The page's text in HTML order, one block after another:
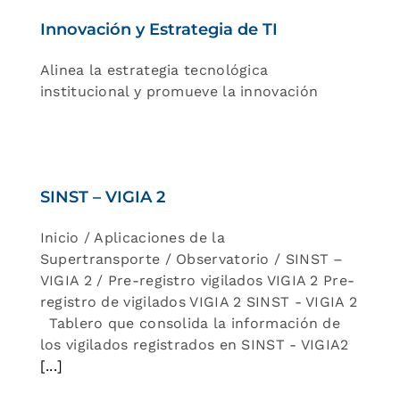
Innovación y Estrategia de TI
Alinea la estrategia tecnológica
institucional y promueve la innovación
SINST – VIGIA 2
Inicio / Aplicaciones de la
Supertransporte / Observatorio / SINST –
VIGIA 2 / Pre-registro vigilados VIGIA 2 Pre-
registro de vigilados VIGIA 2 SINST - VIGIA 2
Tablero que consolida la información de
los vigilados registrados en SINST - VIGIA2
[...]